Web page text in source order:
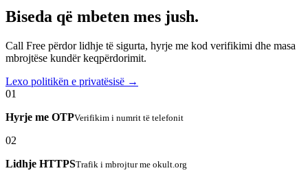
Biseda që mbeten mes jush.
Call Free përdor lidhje të sigurta, hyrje me kod verifikimi dhe masa
mbrojtëse kundër keqpërdorimit.
Lexo politikën e privatësisë →
01
Hyrje me OTPVerifikim i numrit të telefonit
02
Lidhje HTTPSTrafik i mbrojtur me okult.org